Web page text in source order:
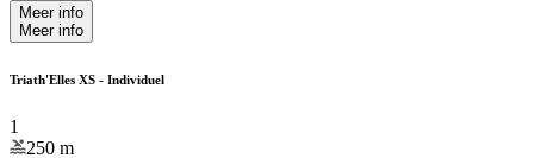
Meer info
Meer info
Triath'Elles XS - Individuel
1
250 m